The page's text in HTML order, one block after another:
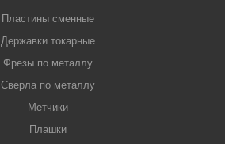
Пластины сменные
Державки токарные
Фрезы по металлу
Сверла по металлу
Метчики
Плашки